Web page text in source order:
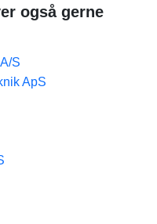
også gerne
S
ApS